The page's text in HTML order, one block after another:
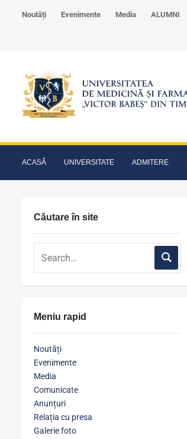
Noutăți Evenimente Media ALUMNI
ACASĂ UNIVERSITATE ADMITERE
Căutare în site
Meniu rapid
Noutăți
Evenimente
Media
Comunicate
Anunțuri
Relația cu presa
Galerie foto